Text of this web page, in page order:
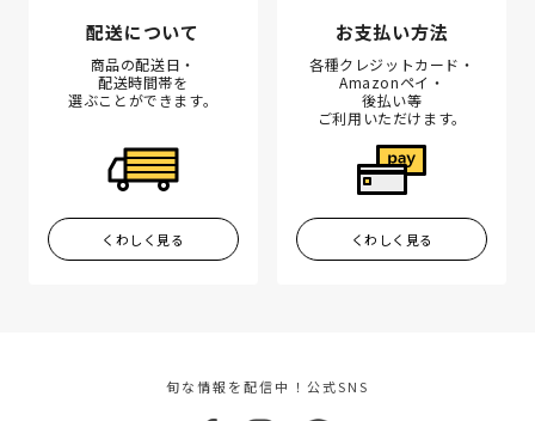
配送について
商品の配送日・
配送時間帯を
選ぶことができます。
くわしく見る
お支払い方法
各種クレジットカード・
Amazonペイ・
後払い等
ご利用いただけます。
くわしく見る
旬な情報を配信中！公式SNS